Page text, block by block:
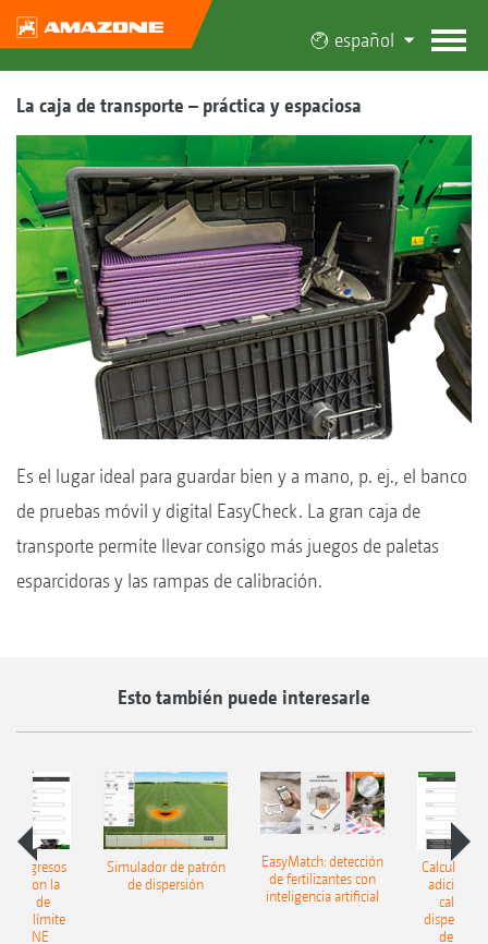
español
La caja de transporte – práctica y espaciosa
Es el lugar ideal para guardar bien y a mano, p. ej., el banco
de pruebas móvil y digital EasyCheck. La gran caja de
transporte permite llevar consigo más juegos de paletas
esparcidoras y las rampas de calibración.
Esto también puede interesarle
ingresos
con la
de
en límite
Simulador de patrón
de dispersión
EasyMatch: detección
de fertilizantes con
inteligencia artificial
Calcular
dispersión
de